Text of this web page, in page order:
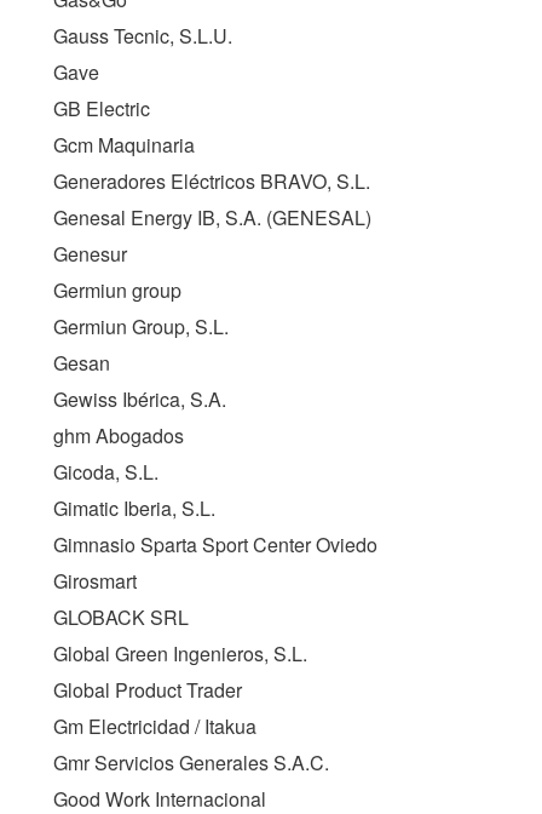
Gauss Tecnic, S.L.U.
Gave
GB Electric
Gcm Maquinaria
Generadores Eléctricos BRAVO, S.L.
Genesal Energy IB, S.A. (GENESAL)
Genesur
Germiun group
Germiun Group, S.L.
Gesan
Gewiss Ibérica, S.A.
ghm Abogados
Gicoda, S.L.
Gimatic Iberia, S.L.
Gimnasio Sparta Sport Center Oviedo
Girosmart
GLOBACK SRL
Global Green Ingenieros, S.L.
Global Product Trader
Gm Electricidad / Itakua
Gmr Servicios Generales S.A.C.
Good Work Internacional